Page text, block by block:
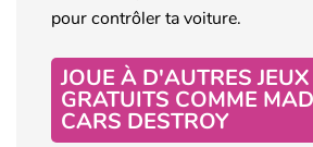
pour contrôler ta voiture.
JOUE À D'AUTRES
GRATUITS COMME
CARS DESTROY